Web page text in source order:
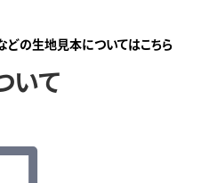
どの生地見本についてはこちら
いて